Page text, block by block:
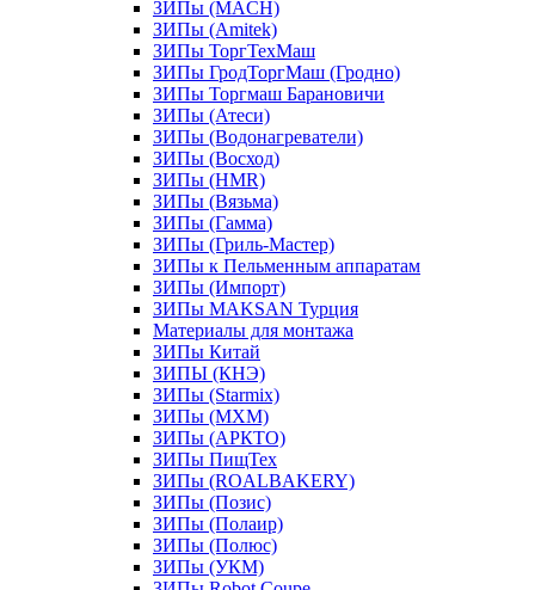
ЗИПы (MACH)
ЗИПы (Amitek)
ЗИПы ТоргТехМаш
ЗИПы ГродТоргМаш (Гродно)
ЗИПы Торгмаш Барановичи
ЗИПы (Атеси)
ЗИПы (Водонагреватели)
ЗИПы (Восход)
ЗИПы (HMR)
ЗИПы (Вязьма)
ЗИПы (Гамма)
ЗИПы (Гриль-Мастер)
ЗИПы к Пельменным аппаратам
ЗИПы (Импорт)
ЗИПы MAKSAN Турция
Материалы для монтажа
ЗИПы Китай
ЗИПЫ (КНЭ)
ЗИПы (Starmix)
ЗИПы (МХМ)
ЗИПы (АРКТО)
ЗИПы ПищТех
ЗИПы (ROALBAKERY)
ЗИПы (Позис)
ЗИПы (Полаир)
ЗИПы (Полюс)
ЗИПы (УКМ)